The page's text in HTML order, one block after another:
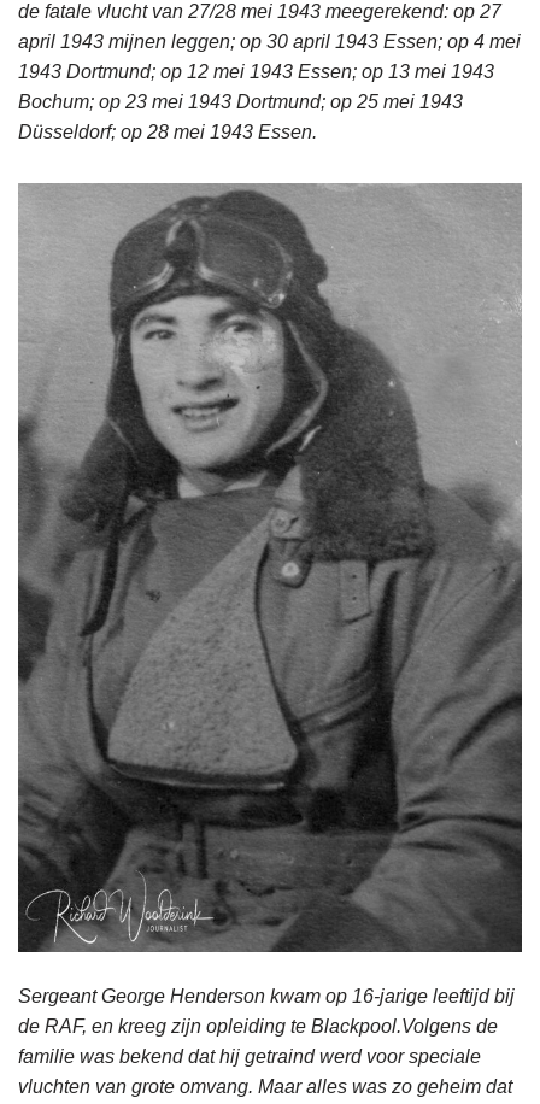
de fatale vlucht van 27/28 mei 1943 meegerekend: op 27
april 1943 mijnen leggen; op 30 april 1943 Essen; op 4 mei
1943 Dortmund; op 12 mei 1943 Essen; op 13 mei 1943
Bochum; op 23 mei 1943 Dortmund; op 25 mei 1943
Düsseldorf; op 28 mei 1943 Essen.
Sergeant George Henderson kwam op 16-jarige leeftijd bij
de RAF, en kreeg zijn opleiding te Blackpool.Volgens de
familie was bekend dat hij getraind werd voor speciale
vluchten van grote omvang. Maar alles was zo geheim dat